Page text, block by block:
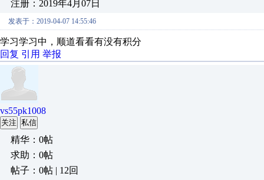
注册：2019年4月07日
发表于：2019-04-07 14:55:46
学习学习中，顺道看看有没有积分
回复 引用 举报
vs55pk1008
关注 私信
精华：0帖
求助：0帖
帖子：0帖 | 12回